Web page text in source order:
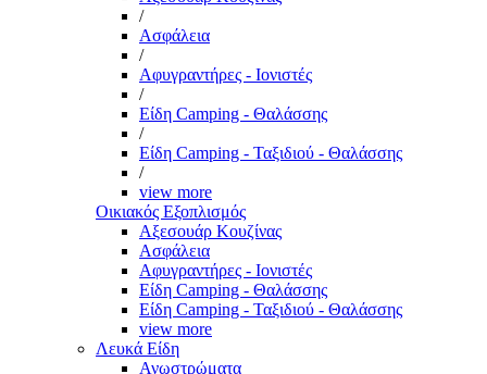
/
Ασφάλεια
/
Αφυγραντήρες - Ιονιστές
/
Είδη Camping - Θαλάσσης
/
Είδη Camping - Ταξιδιού - Θαλάσσης
/
view more
Οικιακός Εξοπλισμός
Αξεσουάρ Κουζίνας
Ασφάλεια
Αφυγραντήρες - Ιονιστές
Είδη Camping - Θαλάσσης
Είδη Camping - Ταξιδιού - Θαλάσσης
view more
Λευκά Είδη
Ανωστρώματα